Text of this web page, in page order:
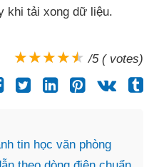
khi tải xong dữ liệu.
/5 ( votes)
tin học văn phòng